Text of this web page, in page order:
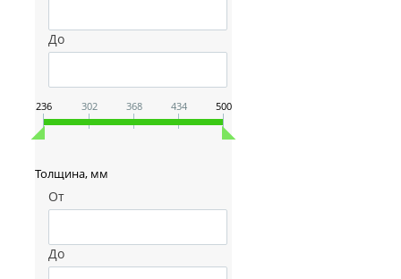
До
236 302 368 434 500
Толщина, мм
От
До